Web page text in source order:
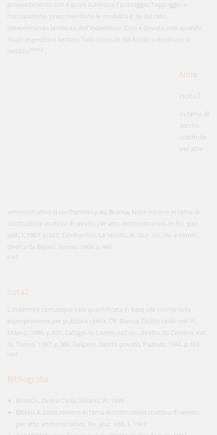
provvedimento con il quale autorizza il passaggio, l'appoggio o
l'occupazione, prescrivendone le modalità e, se del caso,
determinando la misura dell'indennizzo. Esso è dovuto solo quando
risulti impedito o limitato l'uso normale del fondo o diminuito il
reddito nota2
Note
nota1
In tema di
servitù
costituite
per atto
amministrativo si confrontino p.es. Branca, Note minime in tema di
costituzione coattiva di servitù per atto amministrativo, in Riv. giur.
edil., I, 1967, p.967; Tamburrino, Le servitù, in Giur. sisi. civ. e comm.,
diretta da Bigiavi, Torino, 1968, p.446.
top1
nota2
L'indennità comunque sarà quantificata in base alle norme sulla
espropriazione per pubblica utilità. Cfr. Bianca, Diritto civile, vol. VI,
Milano, 1999, p.677; Cafaggi, in Comm.cod.civ., diretto da Cendon, vol.
III, Torino, 1997, p.366; Galgano, Diritto privato, Padova, 1994, p.163.
top2
Bibliografia
BIANCA, Diritto Civile, Milano, VI, 1999
BRANCA, Note minime in tema di costruzione coattiva di servitù
per atto amministrativo, Riv. giur. edil., I, 1967